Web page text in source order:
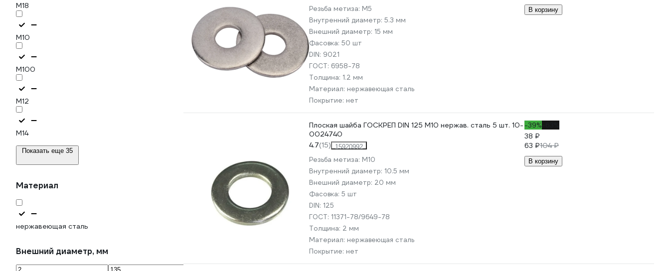
М18
М10
М100
М12
М14
Показать еще 35
Материал
нержавеющая сталь
Внешний диаметр, мм
Резьба метиза: М5
Внутренний диаметр: 5.3 мм
Внешний диаметр: 15 мм
Фасовка: 50 шт
DIN: 9021
ГОСТ: 6958-78
Толщина: 1.2 мм
Материал: нержавеющая сталь
Покрытие: нет
В корзину
Плоская шайба ГОСКРЕП DIN 125 M10 нержав. сталь 5 шт. 10-
0024740
4.7(15) 15920992
Резьба метиза: М10
Внутренний диаметр: 10.5 мм
Внешний диаметр: 20 мм
Фасовка: 5 шт
DIN: 125
ГОСТ: 11371-78/9649-78
Толщина: 2 мм
Материал: нержавеющая сталь
Покрытие: нет
-39%
38 ₽
63 ₽104 ₽
В корзину